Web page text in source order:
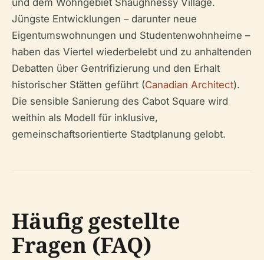
und dem Wohngebiet Shaughnessy Village.
Jüngste Entwicklungen – darunter neue
Eigentumswohnungen und Studentenwohnheime –
haben das Viertel wiederbelebt und zu anhaltenden
Debatten über Gentrifizierung und den Erhalt
historischer Stätten geführt (Canadian Architect).
Die sensible Sanierung des Cabot Square wird
weithin als Modell für inklusive,
gemeinschaftsorientierte Stadtplanung gelobt.
Häufig gestellte
Fragen (FAQ)